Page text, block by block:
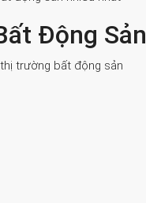
Động Sản
trường bất động sản